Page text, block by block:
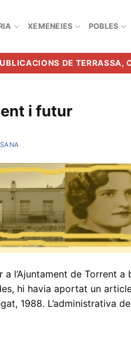
XEMENEIES POBLES
DE TERRASSA,
i futur
l’Ajuntament de Torrent a
hi havia aportat un
1988. L’administrativa de